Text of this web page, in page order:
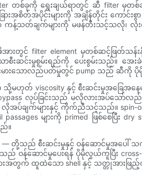
တစ်ခုကို ရွေးချယ်ရာတွင် ဆီ filter မှတ
ြားအစိတ်အပိုင်းများကို အချိန်တိုင်း ကေ
ကန့်သတ်ချက်များကို မဖန်တီးသင့်သလို၊
းတွင် filter element မှတစ်ဆင့်ဖြတ်
ာစီးဆင်းမှုစွမ်းရည်ကို ပေးစွမ်းသည်။ အေ
င့်မားသောလည်ပတ်မှုတွင် pump သည် ဆီကို ပို
သို့မဟုတ် viscosity နှင့် စီးဆင်းမှုအခြ
လုပ်ခြင်းသည် မလိုလားအပ်သော်လည်း ဆီင
ပ်ချက်များနှင့် ကိုက်ညီသင့်သည်။ spin-
များကို primed ဖြစ်စေပြီး
။
— တို့သည် စီးဆင်းမှုနှင့် ဝန်ဆောင်မှုအပေါ် သက်
ဝန်ဆောင်မှုပေးရန် ပိုမိုလွယ်ကူပြီး
များအတွက် ထူထဲသော shell နှင့် သတ္တုအား